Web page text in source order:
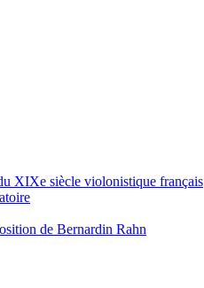
XIXe siècle violonistique français
de Bernardin Rahn